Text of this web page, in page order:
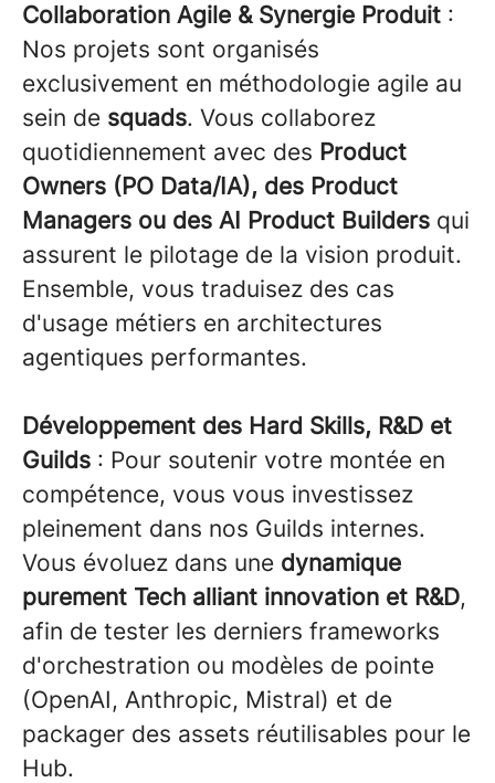
Collaboration Agile & Synergie Produit :
Nos projets sont organisés
exclusivement en méthodologie agile au
sein de squads. Vous collaborez
quotidiennement avec des Product
Owners (PO Data/IA), des Product
Managers ou des AI Product Builders qui
assurent le pilotage de la vision produit.
Ensemble, vous traduisez des cas
d'usage métiers en architectures
agentiques performantes.
Développement des Hard Skills, R&D et
Guilds : Pour soutenir votre montée en
compétence, vous vous investissez
pleinement dans nos Guilds internes.
Vous évoluez dans une dynamique
purement Tech alliant innovation et R&D,
afin de tester les derniers frameworks
d'orchestration ou modèles de pointe
(OpenAI, Anthropic, Mistral) et de
packager des assets réutilisables pour le
Hub.